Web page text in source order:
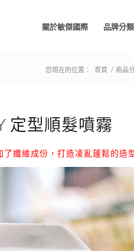
關於敏傑國際 品牌分類
您現在的位置： 首頁 / 商品
定型順髮噴霧
纖維成份，打造凌亂蓬鬆的造